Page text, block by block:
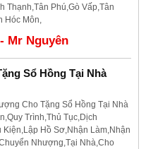
Thạnh,Tân Phú,Gò Vấp,Tân
Hóc Môn,
Mr Nguyên
Sổ Hồng Tại Nhà
Cho Tặng Sổ Hồng Tại Nhà
Trình,Thủ Tục,Dịch
Hồ Sơ,Nhận Làm,Nhận
Nhượng,Tại Nhà,Cho